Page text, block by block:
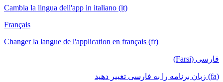
Cambia la lingua dell'app in italiano (it)
Français
Changer la langue de l'application en français (fr)
فارسی (Farsi)
(fa) زبان برنامه را به فارسی تغییر دهید